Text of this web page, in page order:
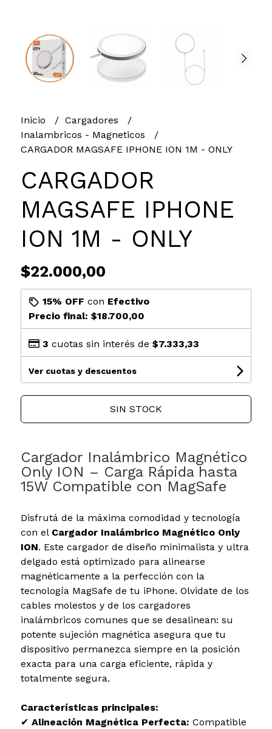
Inicio
Cargadores
Inalambricos - Magneticos
CARGADOR MAGSAFE IPHONE ION 1M - ONLY
CARGADOR
MAGSAFE IPHONE
ION 1M - ONLY
$22.000,00
15% OFF con Efectivo
Precio final: $18.700,00
3 cuotas sin interés de $7.333,33
Ver cuotas y descuentos
SIN STOCK
Cargador Inalámbrico Magnético
Only ION – Carga Rápida hasta
15W Compatible con MagSafe
Disfrutá de la máxima comodidad y tecnología
con el Cargador Inalámbrico Magnético Only
ION. Este cargador de diseño minimalista y ultra
delgado está optimizado para alinearse
magnéticamente a la perfección con la
tecnología MagSafe de tu iPhone. Olvidate de los
cables molestos y de los cargadores
inalámbricos comunes que se desalinean: su
potente sujeción magnética asegura que tu
dispositivo permanezca siempre en la posición
exacta para una carga eficiente, rápida y
totalmente segura.
Características principales:
✔ Alineación Magnética Perfecta: Compatible